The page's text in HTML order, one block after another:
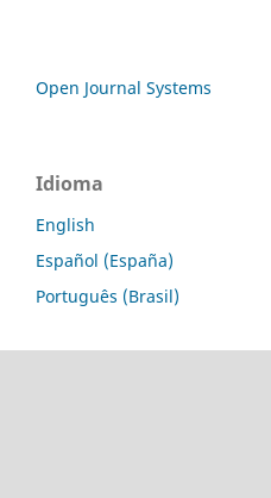
Open Journal Systems
Idioma
English
Español (España)
Português (Brasil)